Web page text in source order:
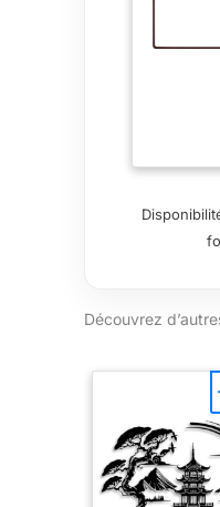
Découvrez